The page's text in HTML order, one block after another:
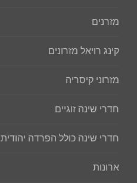
מזרנים
קינג רויאל מזרונים
מזרוני קיסריה
חדרי שינה זוגיים
חדרי שינה כולל הפרדה יהודית
ארונות